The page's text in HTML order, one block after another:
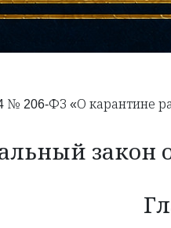
№ 206-ФЗ «О карантине
закон